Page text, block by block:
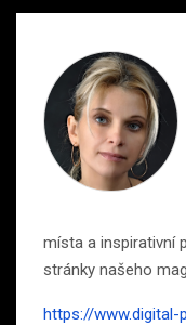
místa a inspirativní
stránky našeho
https://www.digital-